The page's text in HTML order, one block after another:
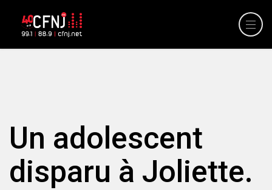
Un adolescent
disparu à Joliette.